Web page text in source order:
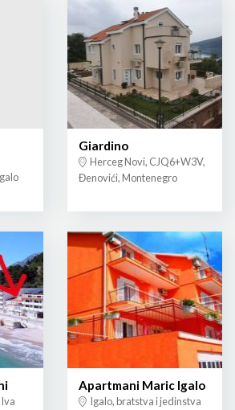
Giardino
Herceg Novi, CJQ6+W3V,
Đenovići, Montenegro
Apartmani Maric Igalo
Igalo, bratstva i jedinstva